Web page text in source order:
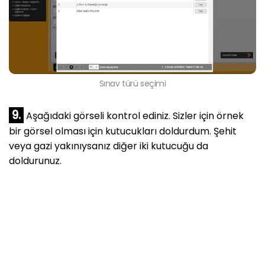
Sınav türü seçimi
9. Aşağıdaki görseli kontrol ediniz. Sizler için örnek
bir görsel olması için kutucukları doldurdum. Şehit
veya gazi yakınıysanız diğer iki kutucuğu da
doldurunuz.